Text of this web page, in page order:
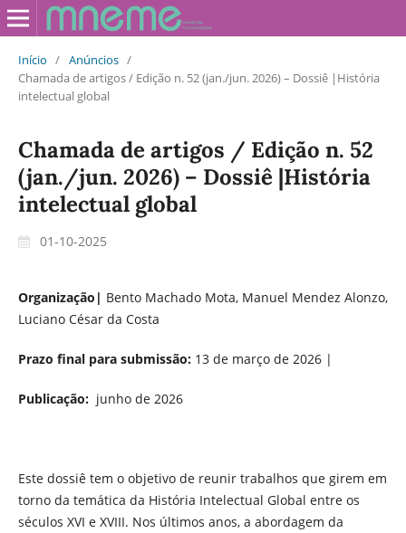
Início / Anúncios /
Chamada de artigos / Edição n. 52 (jan./jun. 2026) – Dossiê |História
intelectual global
Chamada de artigos / Edição n. 52
(jan./jun. 2026) – Dossiê |História
intelectual global
01-10-2025
Organização| Bento Machado Mota, Manuel Mendez Alonzo,
Luciano César da Costa
Prazo final para submissão: 13 de março de 2026 |
Publicação: junho de 2026
Este dossiê tem o objetivo de reunir trabalhos que girem em
torno da temática da História Intelectual Global entre os
séculos XVI e XVIII. Nos últimos anos, a abordagem da